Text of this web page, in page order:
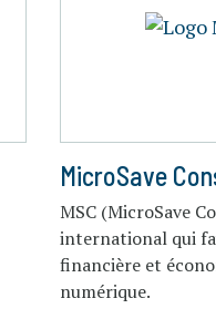
MicroSave
MSC (MicroSave
international qui
financière et
numérique.